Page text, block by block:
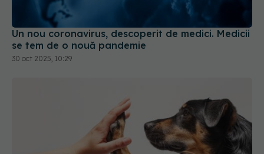
Un nou coronavirus, descoperit de medici. Medicii
se tem de o nouă pandemie
30 oct 2025, 10:29